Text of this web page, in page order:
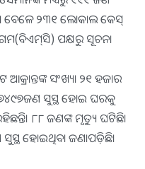
ବେଳେ ୨୩୧ ଲୋକାଲ କେସ୍‌
ପକ୍ଷରୁ ସୂଚନା
ସଂଖ୍ୟା ୨୧ ହଜାର
ସୁସ୍ଥ ହୋଇ ଘରକୁ
୮୮ ଜଣଙ୍କ ମୃତ୍ୟୁ ଘଟିଛି।
ହୋଇଥିବା ଜଣାପଡ଼ିଛି।